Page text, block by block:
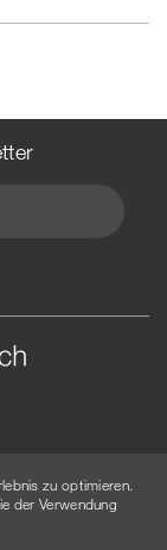
zu optimieren.
der Verwendung